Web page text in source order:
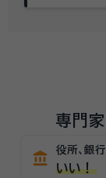
専門
account_balance 役所、銀
いい！